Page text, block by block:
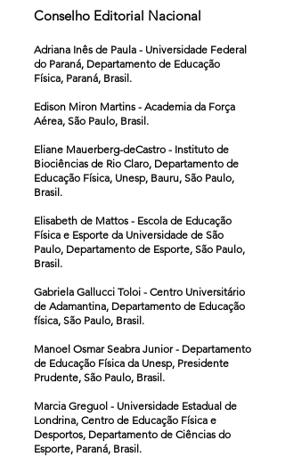
Conselho Editorial Nacional
Adriana Inês de Paula - Universidade Federal
do Paraná, Departamento de Educação
Física, Paraná, Brasil.
Edison Miron Martins - Academia da Força
Aérea, São Paulo, Brasil.
Eliane Mauerberg-deCastro - Instituto de
Biociências de Rio Claro, Departamento de
Educação Física, Unesp, Bauru, São Paulo,
Brasil.
Elisabeth de Mattos - Escola de Educação
Física e Esporte da Universidade de São
Paulo, Departamento de Esporte, São Paulo,
Brasil.
Gabriela Gallucci Toloi - Centro Universitário
de Adamantina, Departamento de Educação
física, São Paulo, Brasil.
Manoel Osmar Seabra Junior - Departamento
de Educação Física da Unesp, Presidente
Prudente, São Paulo, Brasil.
Marcia Greguol - Universidade Estadual de
Londrina, Centro de Educação Física e
Desportos, Departamento de Ciências do
Esporte, Paraná, Brasil.